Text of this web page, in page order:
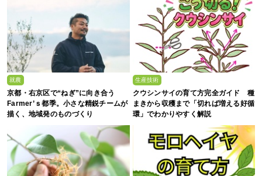
就農
京都・右京区で“ねぎ”に向き合う
Farmer’ｓ都季。小さな精鋭チームが
描く、地域発のものづくり
生産技術
クウシンサイの育て方完全ガイド 種
まきから収穫まで「切れば増える好循
環」でわかりやすく解説